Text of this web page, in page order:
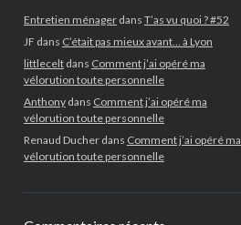
Entretien ménagerdans T’as vu quoi ? #52
JF dans C’était pas mieux avant… à Lyon
littleceltdans Comment j’ai opéré ma
vélorution toute personnelle
Anthonydans Comment j’ai opéré ma
vélorution toute personnelle
Renaud Ducherdans Comment j’ai opéré ma
vélorution toute personnelle